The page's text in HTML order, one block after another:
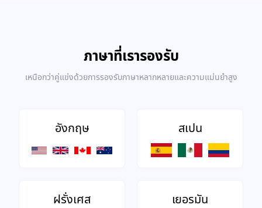
ภาษาที่เรารองรับ
เหนือกว่าคู่แข่งด้วยการรองรับภาษาหลากหลายและความแม่นยำสูง
อังกฤษ สเปน
ฝรั่งเศส เยอรมัน